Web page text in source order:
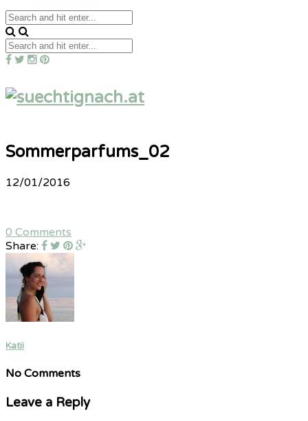
Sommerparfums_02
12/01/2016
0 Comments
Share:
Katii
No Comments
Leave a Reply